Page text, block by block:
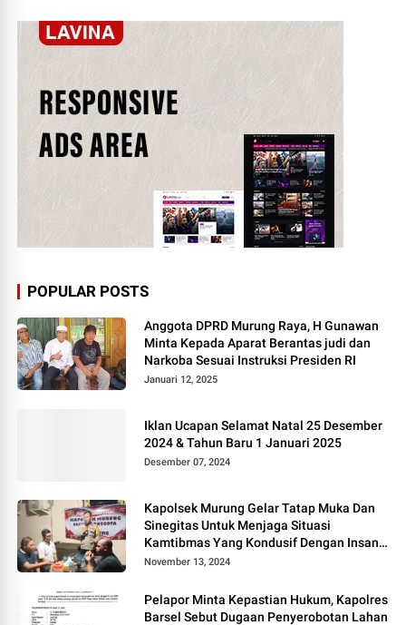
POPULAR POSTS
Anggota DPRD Murung Raya, H Gunawan
Minta Kepada Aparat Berantas judi dan
Narkoba Sesuai Instruksi Presiden RI
Januari 12, 2025
Iklan Ucapan Selamat Natal 25 Desember
2024 & Tahun Baru 1 Januari 2025
Desember 07, 2024
Kapolsek Murung Gelar Tatap Muka Dan
Sinegitas Untuk Menjaga Situasi
Kamtibmas Yang Kondusif Dengan Insan
Pers
November 13, 2024
Pelapor Minta Kepastian Hukum, Kapolres
Barsel Sebut Dugaan Penyerobotan Lahan